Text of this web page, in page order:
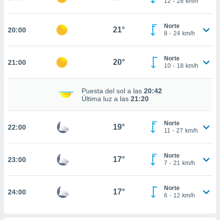
de que
sean
el sitio
para
aunque
no
abono
20:00 21°
Norte
8 - 24 km/h
21:00 20°
Norte
10 - 18 km/h
Puesta del sol a las 20:42
Última luz a las 21:20
22:00 19°
Norte
11 - 27 km/h
23:00 17°
Norte
7 - 21 km/h
24:00 17°
Norte
6 - 12 km/h